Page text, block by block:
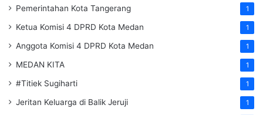
Pemerintahan Kota Tangerang 1
Ketua Komisi 4 DPRD Kota Medan 1
Anggota Komisi 4 DPRD Kota Medan 1
MEDAN KITA 1
#Titiek Sugiharti 1
Jeritan Keluarga di Balik Jeruji 1